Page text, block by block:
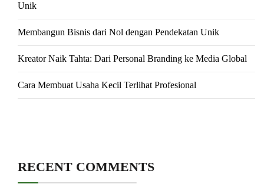
Unik
Membangun Bisnis dari Nol dengan Pendekatan Unik
Kreator Naik Tahta: Dari Personal Branding ke Media Global
Cara Membuat Usaha Kecil Terlihat Profesional
RECENT COMMENTS